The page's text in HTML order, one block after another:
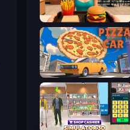
Pizza Car